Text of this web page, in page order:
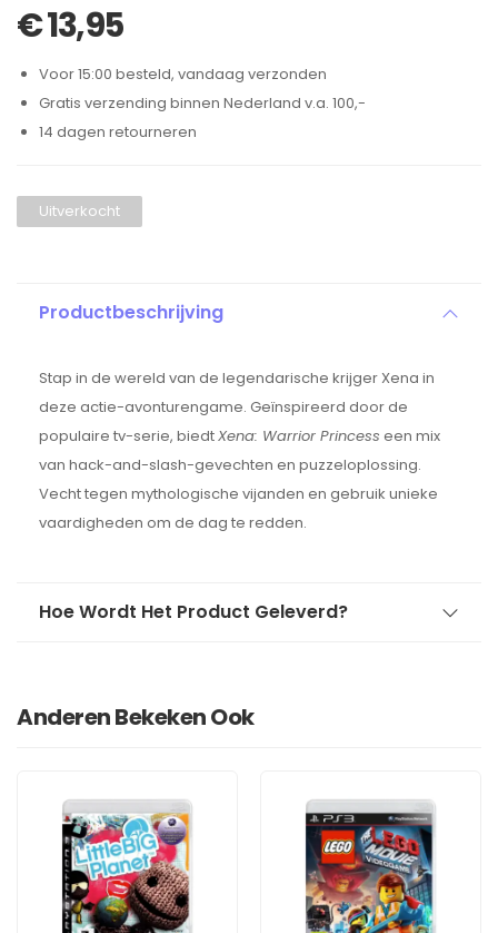
€13,95
Voor 15:00 besteld, vandaag verzonden
Gratis verzending binnen Nederland v.a. 100,-
14 dagen retourneren
Uitverkocht
Productbeschrijving
Stap in de wereld van de legendarische krijger Xena in
deze actie-avonturengame. Geïnspireerd door de
populaire tv-serie, biedtXena: Warrior Princess een mix
van hack-and-slash-gevechten en puzzeloplossing.
Vecht tegen mythologische vijanden en gebruik unieke
vaardigheden om de dag te redden.
Hoe Wordt Het Product Geleverd?
Anderen Bekeken Ook